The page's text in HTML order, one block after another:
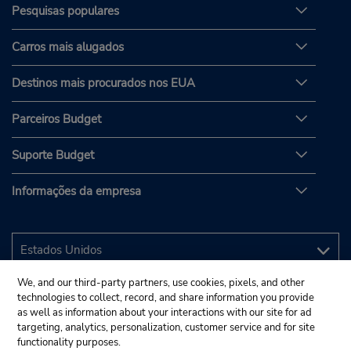
Pesquisas populares
Carros mais alugados
Destinos mais procurados nos EUA
Parceiros Budget
Suporte Budget
Informações da empresa
We, and our third-party partners, use cookies, pixels, and other
technologies to collect, record, and share information you provide
as well as information about your interactions with our site for ad
targeting, analytics, personalization, customer service and for site
functionality purposes.